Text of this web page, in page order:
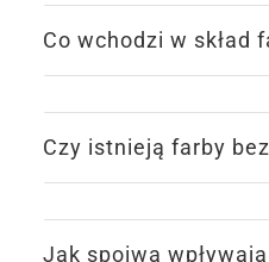
Co wchodzi w skład
Czy istnieją farby
Jak spoiwa